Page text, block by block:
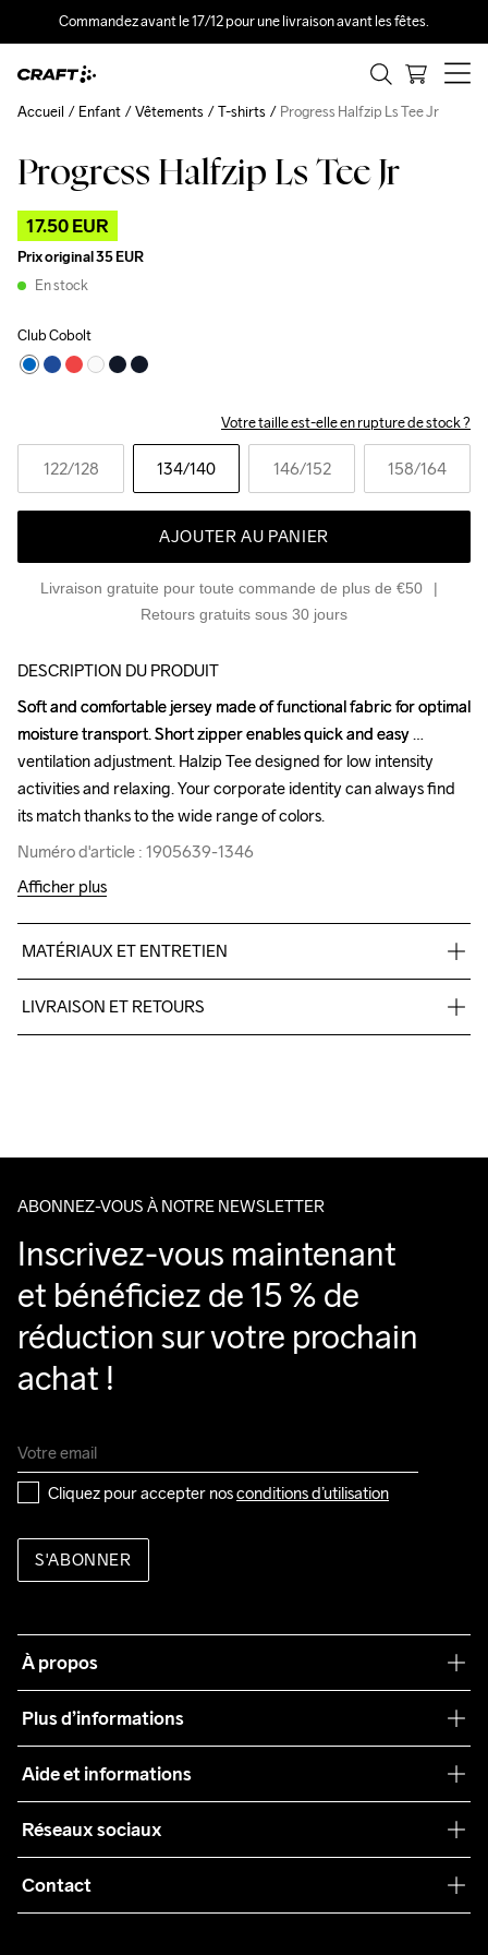
Commandez avant le 17/12 pour une livraison avant les fêtes.
Progress Halfzip Ls Tee Jr
17.50 EUR
Prix original35 EUR
En stock
Club Cobolt
Votre taille est-elle en rupture de stock ?
122/128 134/140 146/152 158/164
AJOUTER AU PANIER
Livraison gratuite pour toute commande de plus de €50
Retours gratuits sous 30 jours
Accueil Enfant Vêtements T-shirts Progress Halfzip Ls Tee Jr
Outlet
DESCRIPTION DU PRODUIT
Soft and comfortable jersey made of functional fabric for optimal
moisture transport. Short zipper enables quick and easy
ventilation adjustment. Halzip Tee designed for low intensity
activities and relaxing. Your corporate identity can always find
its match thanks to the wide range of colors.
Numéro d'article : 1905639-1346
Soft and comfortable jersey made of functional fabric for optimal
moisture transport. Short zipper enables quick and easy
ventilation adjustment. Halzip Tee designed for low intensity
activities and relaxing. Your corporate identity can always find
its match thanks to the wide range of colors.
Numéro d'article : 1905639-1346
Afficher plus
MATÉRIAUX ET ENTRETIEN
LIVRAISON ET RETOURS
ABONNEZ-VOUS À NOTRE NEWSLETTER
Inscrivez-vous maintenant
et bénéficiez de 15 % de
réduction sur votre prochain
achat !
Cliquez pour accepter nos conditions d’utilisation
S'ABONNER
À propos
Plus d’informations
Teamwear
Durabilité
Collaborations
Aide et informations
Conditions générales
Retours
Réseaux sociaux
Contact